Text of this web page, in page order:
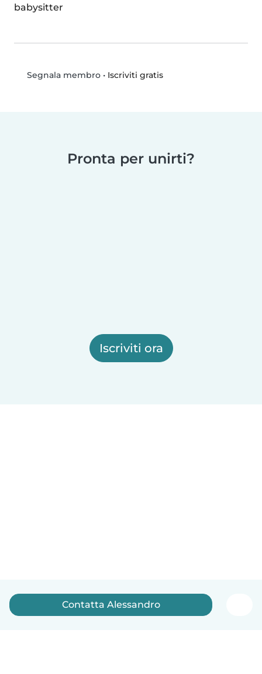
babysitter
Segnala membro• Iscriviti gratis
Pronta per unirti?
Iscriviti ora
Contatta Alessandro